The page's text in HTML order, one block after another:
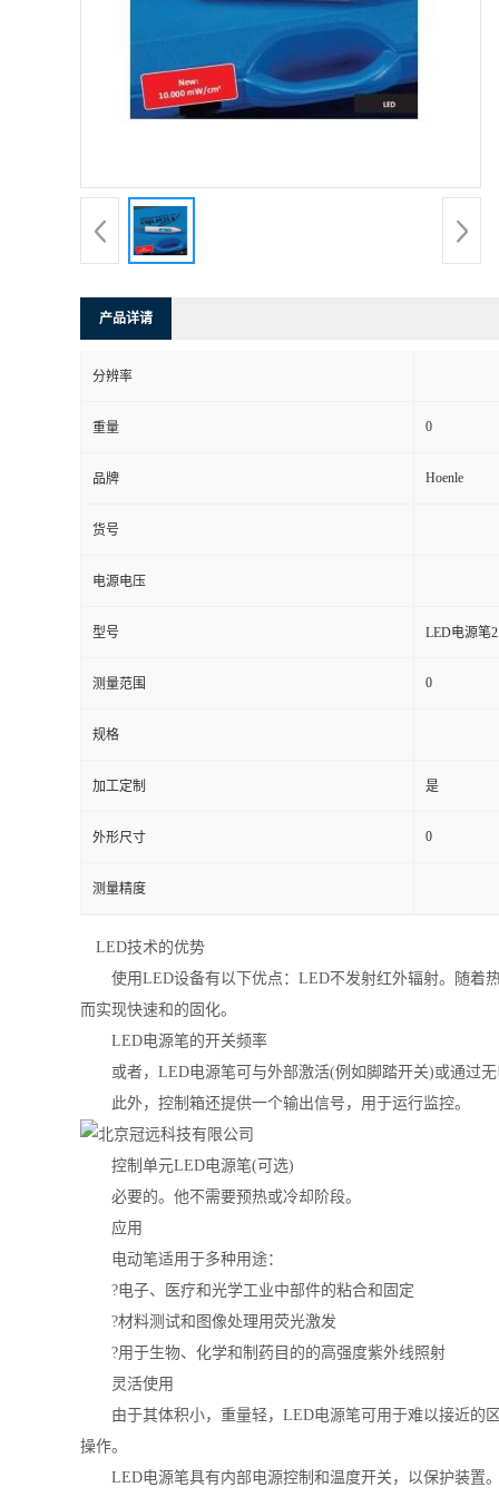
产品详请
分辨率
重量 0
品牌 Hoenle
货号
电源电压
型号 LED电源笔
测量范围 0
规格
加工定制 是
外形尺寸 0
测量精度
LED技术的优势
使用LED设备有以下优点：LED不发射红外辐射。随着热
而实现快速和的固化。
LED电源笔的开关频率
或者，LED电源笔可与外部激活(例如脚踏开关)或通过无
此外，控制箱还提供一个输出信号，用于运行监控。
控制单元LED电源笔(可选)
必要的。他不需要预热或冷却阶段。
应用
电动笔适用于多种用途：
?电子、医疗和光学工业中部件的粘合和固定
?材料测试和图像处理用荧光激发
?用于生物、化学和制药目的的高强度紫外线照射
灵活使用
由于其体积小，重量轻，LED电源笔可用于难以接近的区
操作。
LED电源笔具有内部电源控制和温度开关，以保护装置